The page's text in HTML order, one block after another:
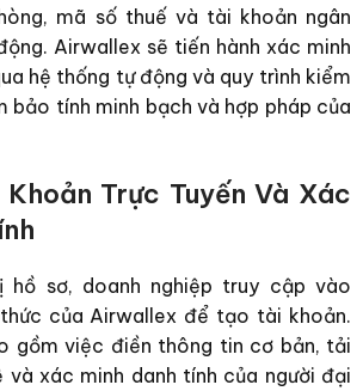
mã số thuế và tài khoản ngân
Airwallex sẽ tiến hành xác minh
hệ thống tự động và quy trình kiểm
bảo tính minh bạch và hợp pháp của
Trực Tuyến Và Xác
hồ sơ, doanh nghiệp truy cập vào
của Airwallex để tạo tài khoản.
gồm việc điền thông tin cơ bản, tải
và xác minh danh tính của người đại